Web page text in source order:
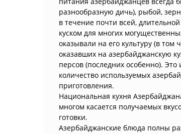
разнообразную дичь), рыбой,
в течение почти всей,
куском для многих
оказывали на его культуру (в том
оказавших на азербайджанскую
персов (последних особенно).
количество используемых
приготовления.
Национальная кухня
многом касается получаемых
готовки.
Азербайджанские блюда полны